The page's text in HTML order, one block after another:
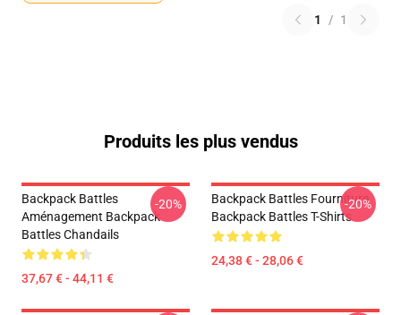
1 / 1
Produits les plus vendus
Backpack Battles
Aménagement Backpack
Battles Chandails
37,67 € - 44,11 €
-20%
Backpack Battles Fourniture
Backpack Battles T-Shirts
24,38 € - 28,06 €
-20%